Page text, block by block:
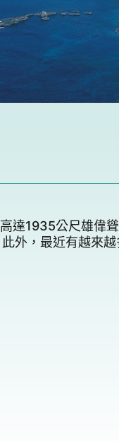
達1935公尺雄偉
外，最近有越來